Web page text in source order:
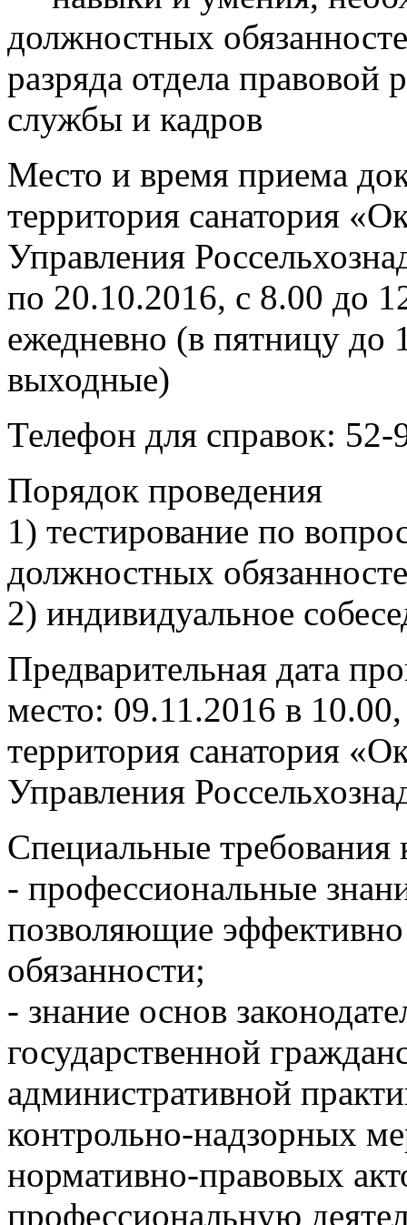
должностных
разряда отдела правовой
службы и кадров
Место и время приема
территория санатория
Управления
по 20.10.2016, с 8.00 до
ежедневно (в пятницу до
выходные)
Телефон для справок:
Порядок проведения
1) тестирование по
должностных
2) индивидуальное
Предварительная дата
место: 09.11.2016 в
территория санатория
Управления
Специальные требования
- профессиональные
позволяющие
обязанности;
- знание основ
государственной
административной
контрольно-надзорных
нормативно-правовых
профессиональную